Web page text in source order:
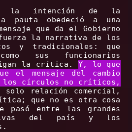
la intención de la
pauta obedeció a una
que da el Gobierno
la narrativa de los
y tradicionales: que
sus funcionarios
la crítica. Y, lo que
el mensaje del cambio
los círculos no críticos,
solo relación comercial,
que no es otra cosa
pasó entre las grandes
del país y los